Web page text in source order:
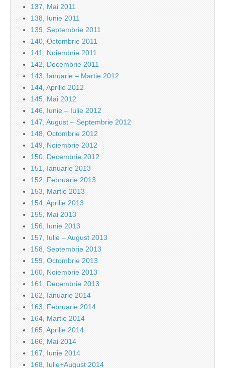
137, Mai 2011
138, Iunie 2011
139, Septembrie 2011
140, Octombrie 2011
141, Noiembrie 2011
142, Decembrie 2011
143, Ianuarie – Martie 2012
144, Aprilie 2012
145, Mai 2012
146, Iunie – Iulie 2012
147, August – Septembrie 2012
148, Octombrie 2012
149, Noiembrie 2012
150, Decembrie 2012
151, Ianuarie 2013
152, Februarie 2013
153, Martie 2013
154, Aprilie 2013
155, Mai 2013
156, Iunie 2013
157, Iulie – August 2013
158, Septembrie 2013
159, Octombrie 2013
160, Noiembrie 2013
161, Decembrie 2013
162, Ianuarie 2014
163, Februarie 2014
164, Martie 2014
165, Aprilie 2014
166, Mai 2014
167, Iunie 2014
168, Iulie+August 2014